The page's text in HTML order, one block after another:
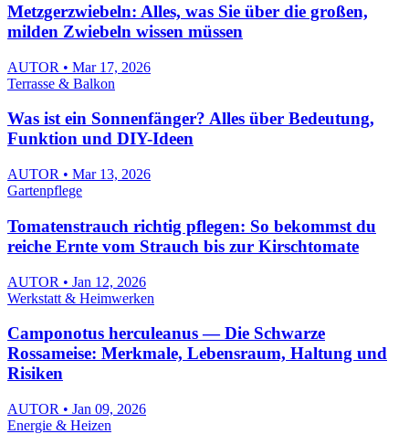
Metzgerzwiebeln: Alles, was Sie über die großen,
milden Zwiebeln wissen müssen
AUTOR • Mar 17, 2026
Terrasse & Balkon
Was ist ein Sonnenfänger? Alles über Bedeutung,
Funktion und DIY-Ideen
AUTOR • Mar 13, 2026
Gartenpflege
Tomatenstrauch richtig pflegen: So bekommst du
reiche Ernte vom Strauch bis zur Kirschtomate
AUTOR • Jan 12, 2026
Werkstatt & Heimwerken
Camponotus herculeanus — Die Schwarze
Rossameise: Merkmale, Lebensraum, Haltung und
Risiken
AUTOR • Jan 09, 2026
Energie & Heizen